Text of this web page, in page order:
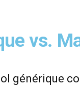
vs.
générique